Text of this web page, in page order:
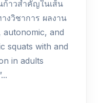
ก้าวสำคัญในเส้น
งวิชาการ ผลงาน
autonomic, and
squats with and
in adults